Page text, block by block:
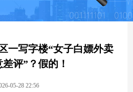
一写字楼“女子白嫖外卖
评”？假的！
05-28 22:56